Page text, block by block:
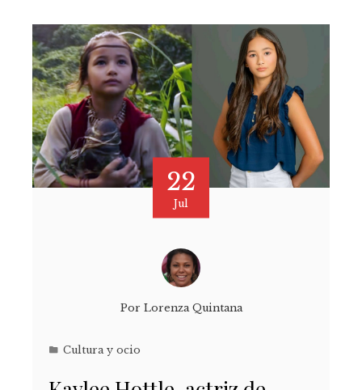
22
Jul
Por Lorenza Quintana
Cultura y ocio